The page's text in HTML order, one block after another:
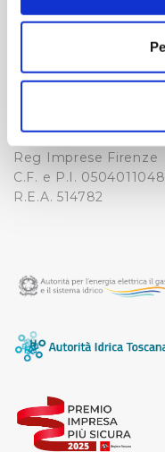
momento dalla
Con il tuo consenso,
raccogliere
Identificare il
attivamente alla
(impronte digitali).
modificare o ritirare il
dalla Dichiarazione sui
Utilizziamo dei cookie
fruibile il sito web
protette. In linea con
dall’Utente e con i
cookie possono
50126 Fi
i.v.
Reg Imprese Firenze
C.F. e P.I.
R.E.A. 514782